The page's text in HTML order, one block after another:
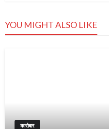
YOU MIGHT ALSO LIKE
कारोबार